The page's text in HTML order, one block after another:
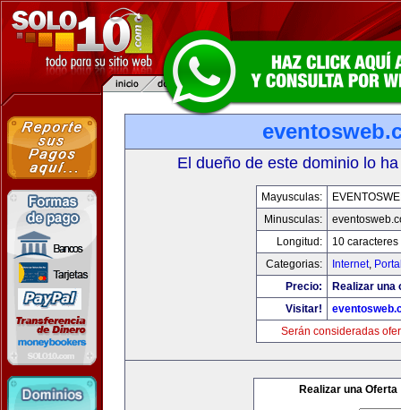
El dueño de este dominio lo
Mayusculas:
Minusculas:
Longitud:
10 caracteres
Categorias:
Internet,
Precio:
Realizar una
Visitar!
Serán consideradas
Realizar una Oferta